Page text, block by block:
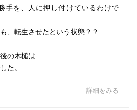
手を、人に押し付けているわけで
、転生させたという状態？？
の木槌は
た。
詳細をみる